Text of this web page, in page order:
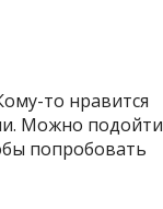
то нравится
Можно подойти
попробовать